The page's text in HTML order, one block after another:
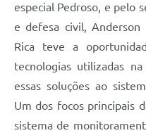
especial Pedroso, e pelo
e defesa civil, Anderson
Rica teve a
tecnologias utilizadas
essas soluções ao
Um dos focos principais
sistema de